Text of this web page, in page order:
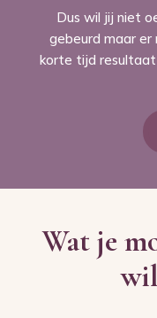
Dus wil jij niet
gebeurd maar er
korte tijd resultaat
Wat je